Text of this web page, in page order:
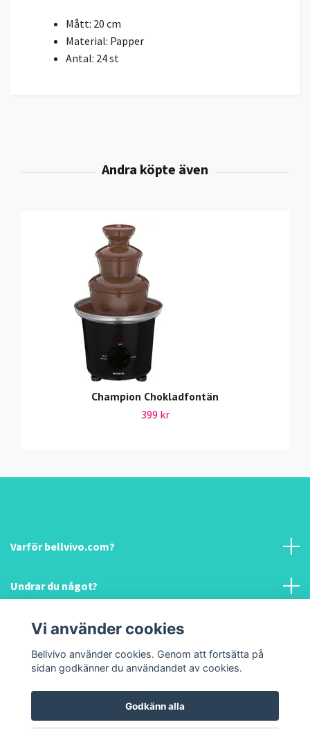
Mått: 20 cm
Material: Papper
Antal: 24 st
Champion Chokladfontän
399 kr
Varför bellvivo.com?
Undrar du något?
Information & hjälp!
Sociala medier
Vi använder cookies
Bellvivo använder cookies. Genom att fortsätta på
sidan godkänner du användandet av cookies.
Godkänn alla